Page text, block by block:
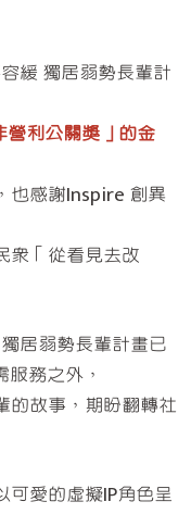
緩 獨居弱勢長輩計
營利公關獎」的金
也感謝Inspire 創異
眾「從看見去改
居弱勢長輩計畫已
務之外，
的故事，期盼翻轉社
可愛的虛擬IP角色呈